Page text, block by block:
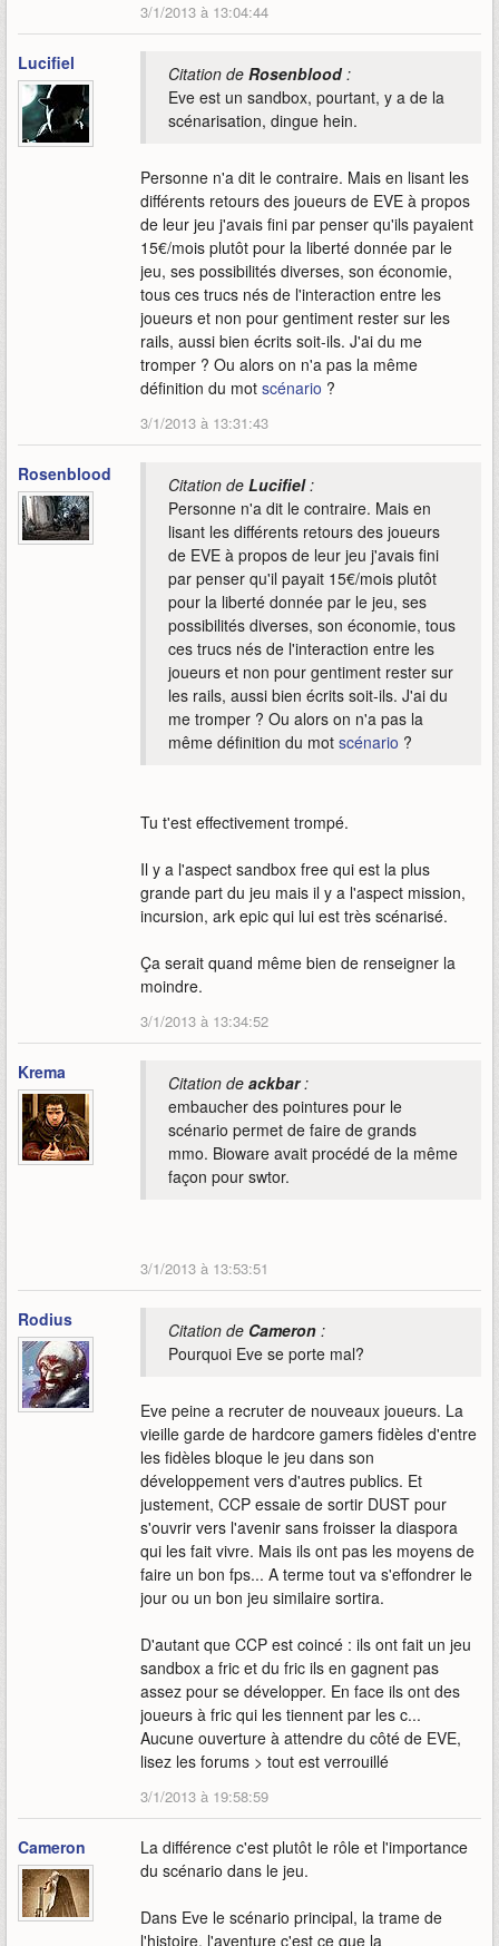
3/1/2013 à 13:04:44
Lucifiel Citation de Rosenblood:
Eve est un sandbox, pourtant, y a de la
scénarisation, dingue hein.
Personne n'a dit le contraire. Mais en lisant les
différents retours des joueurs de EVE à propos
de leur jeu j'avais fini par penser qu'ils payaient
15€/mois plutôt pour la liberté donnée par le
jeu, ses possibilités diverses, son économie,
tous ces trucs nés de l'interaction entre les
joueurs et non pour gentiment rester sur les
rails, aussi bien écrits soit-ils. J'ai du me
tromper ? Ou alors on n'a pas la même
définition du mot scénario ?
3/1/2013 à 13:31:43
Rosenblood Citation de Lucifiel:
Personne n'a dit le contraire. Mais en
lisant les différents retours des joueurs
de EVE à propos de leur jeu j'avais fini
par penser qu'il payait 15€/mois plutôt
pour la liberté donnée par le jeu, ses
possibilités diverses, son économie, tous
ces trucs nés de l'interaction entre les
joueurs et non pour gentiment rester sur
les rails, aussi bien écrits soit-ils. J'ai du
me tromper ? Ou alors on n'a pas la
même définition du mot scénario ?
Tu t'est effectivement trompé.
Il y a l'aspect sandbox free qui est la plus
grande part du jeu mais il y a l'aspect mission,
incursion, ark epic qui lui est très scénarisé.
Ça serait quand même bien de renseigner la
moindre.
3/1/2013 à 13:34:52
Krema Citation de ackbar:
embaucher des pointures pour le
scénario permet de faire de grands
mmo. Bioware avait procédé de la même
façon pour swtor.
3/1/2013 à 13:53:51
Rodius Citation de Cameron :
Pourquoi Eve se porte mal?
Eve peine a recruter de nouveaux joueurs. La
vieille garde de hardcore gamers fidèles d'entre
les fidèles bloque le jeu dans son
développement vers d'autres publics. Et
justement, CCP essaie de sortir DUST pour
s'ouvrir vers l'avenir sans froisser la diaspora
qui les fait vivre. Mais ils ont pas les moyens de
faire un bon fps... A terme tout va s'effondrer le
jour ou un bon jeu similaire sortira.
D'autant que CCP est coincé : ils ont fait un jeu
sandbox a fric et du fric ils en gagnent pas
assez pour se développer. En face ils ont des
joueurs à fric qui les tiennent par les c...
Aucune ouverture à attendre du côté de EVE,
lisez les forums > tout est verrouillé
3/1/2013 à 19:58:59
Cameron
La différence c'est plutôt le rôle et l'importance
du scénario dans le jeu.
Dans Eve le scénario principal, la trame de
l'histoire, l'aventure c'est ce que la